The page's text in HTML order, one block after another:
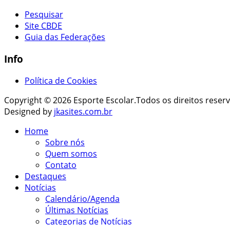
Pesquisar
Site CBDE
Guia das Federações
Info
Política de Cookies
Copyright © 2026 Esporte Escolar.Todos os direitos
Designed by jkasites.com.br
Home
Sobre nós
Quem somos
Contato
Destaques
Notícias
Calendário/Agenda
Últimas Notícias
Categorias de Notícias